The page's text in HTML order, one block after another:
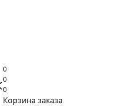
0
0
0
Корзина заказа